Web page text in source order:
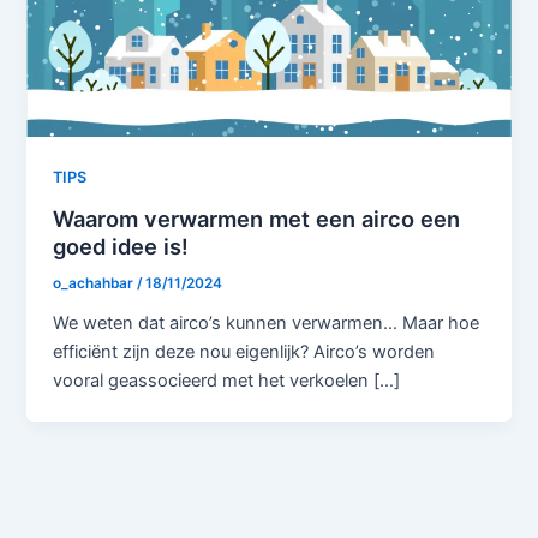
TIPS
Waarom verwarmen met een airco een
goed idee is!
o_achahbar/18/11/2024
We weten dat airco’s kunnen verwarmen… Maar hoe
efficiënt zijn deze nou eigenlijk? Airco’s worden
vooral geassocieerd met het verkoelen […]